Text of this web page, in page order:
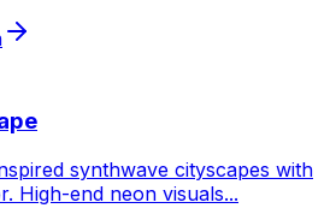
synthwave cityscapes with
High-end neon visuals...